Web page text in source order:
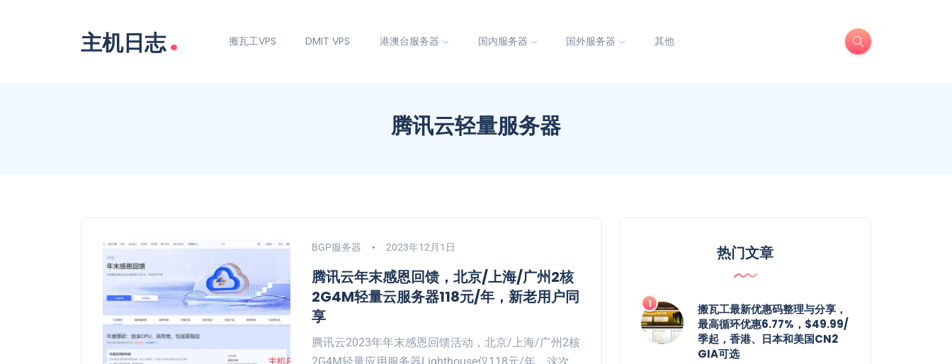
主机日志. 搬瓦工VPS DMIT VPS 港澳台服务器 国内服务器 国外服务器 其他
腾讯云轻量服务器
BGP服务器 2023年12月1日
腾讯云年末感恩回馈，北京/上海/广州2核
2G4M轻量云服务器118元/年，新老用户同
享
腾讯云2023年年末感恩回馈活动，北京/上海/广州2核
热门文章
搬瓦工最新优惠码整理与分享，
最高循环优惠6.77%，$49.99/
季起，香港、日本和美国CN2
GIA可选